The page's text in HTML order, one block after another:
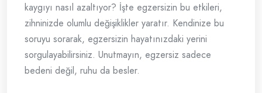
kaygıyı nasıl azaltıyor? İşte egzersizin bu etkileri,
zihninizde olumlu değişiklikler yaratır. Kendinize bu
soruyu sorarak, egzersizin hayatınızdaki yerini
sorgulayabilirsiniz. Unutmayın, egzersiz sadece
bedeni değil, ruhu da besler.